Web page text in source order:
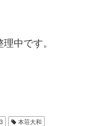
中です。
本荘大和